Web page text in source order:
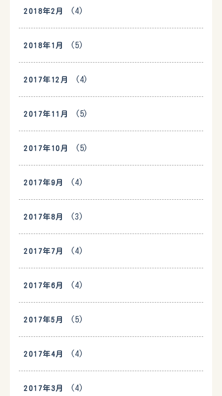
2018年2月 (4)
2018年1月 (5)
2017年12月 (4)
2017年11月 (5)
2017年10月 (5)
2017年9月 (4)
2017年8月 (3)
2017年7月 (4)
2017年6月 (4)
2017年5月 (5)
2017年4月 (4)
2017年3月 (4)